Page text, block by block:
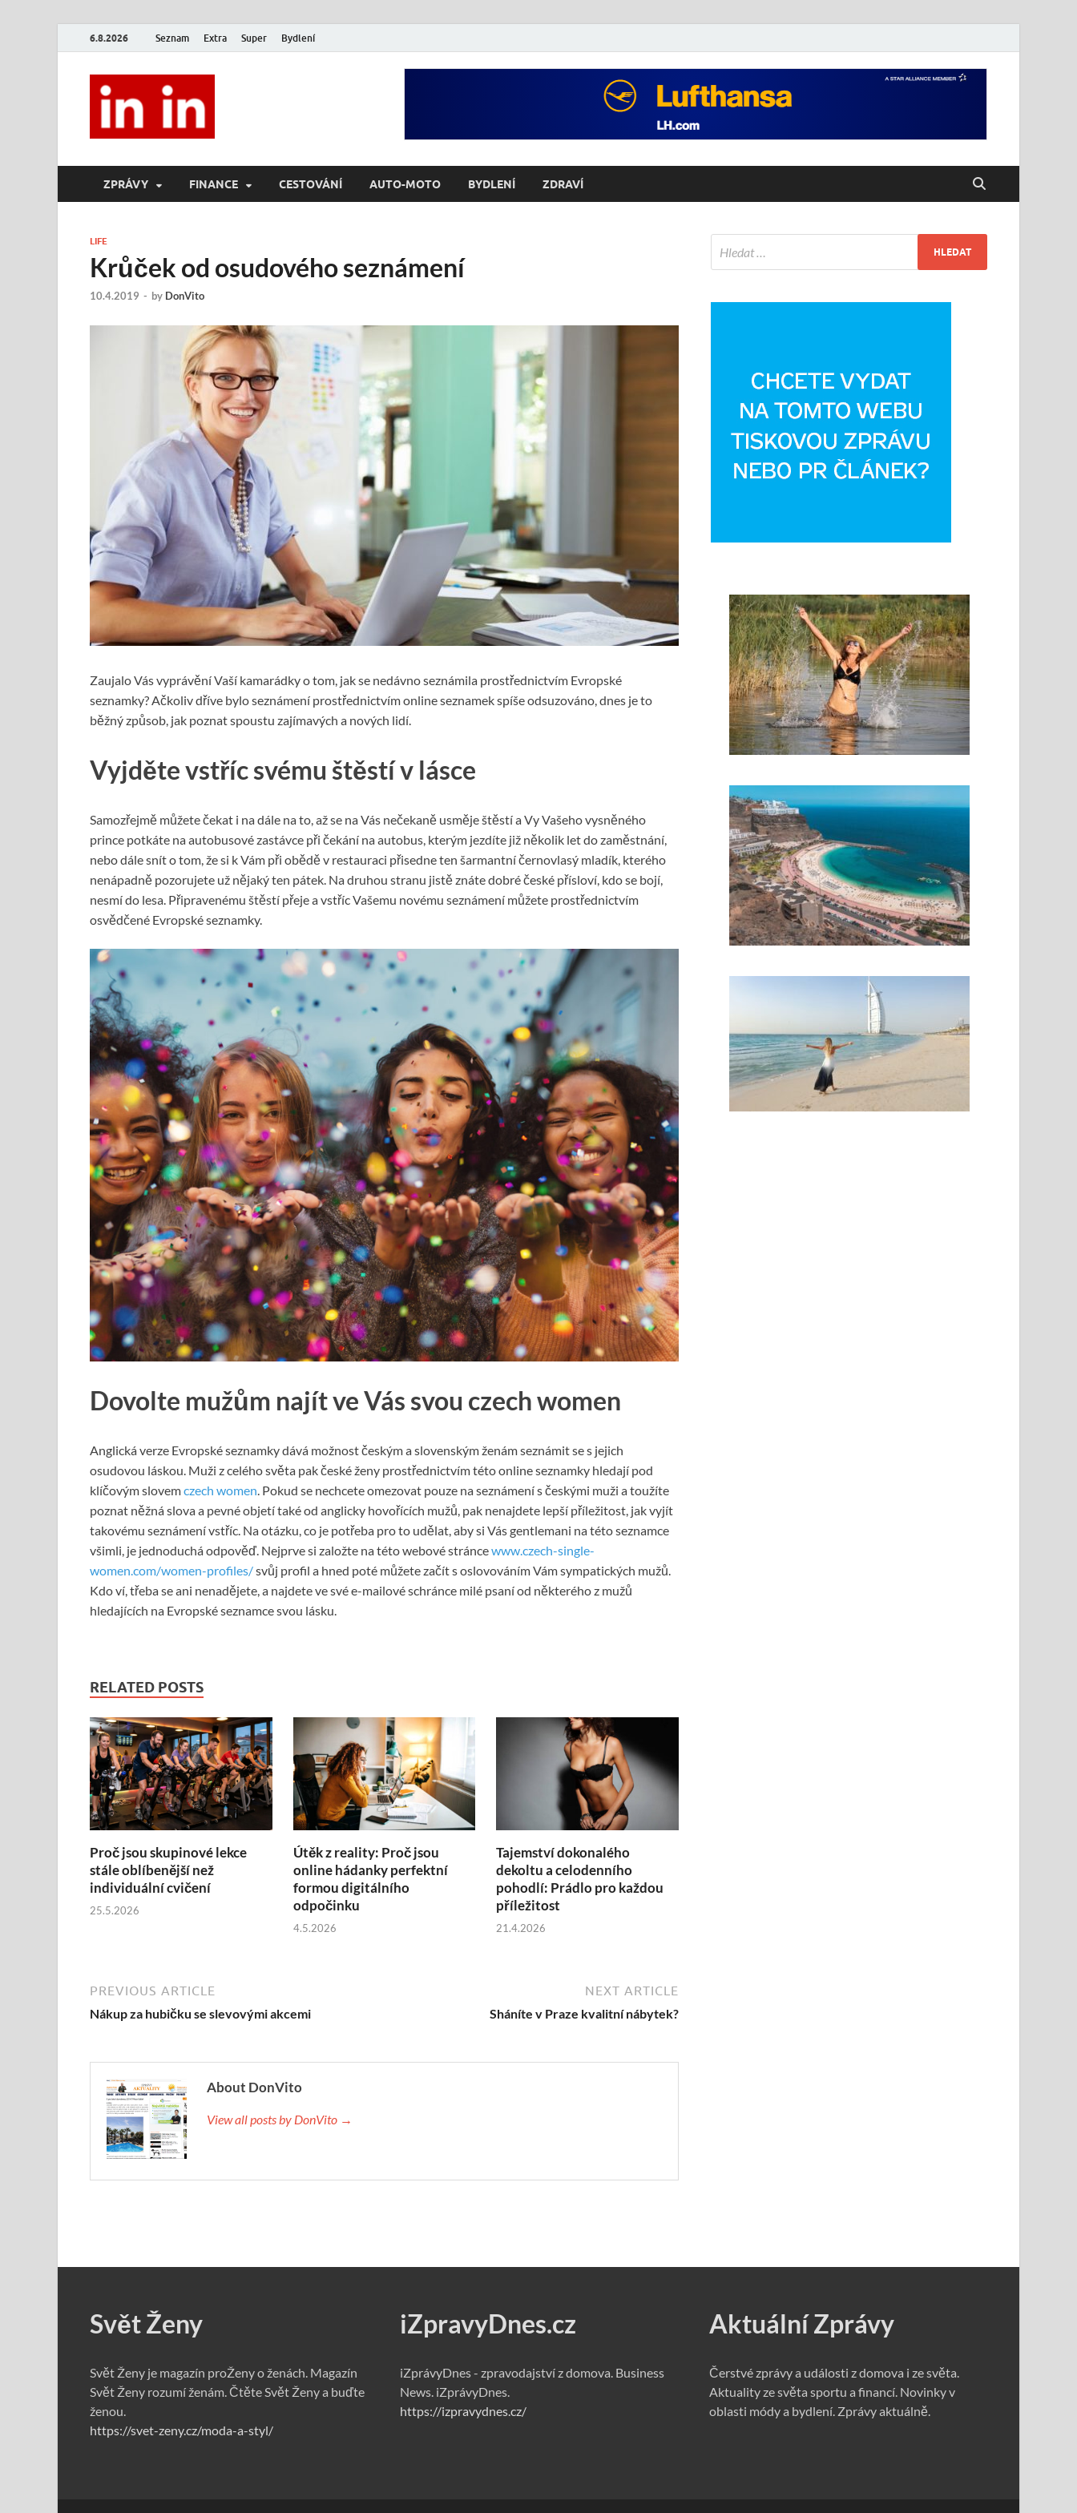
6.8.2026 Seznam Extra Super Bydlení
ZPRÁVY FINANCE CESTOVÁNÍ AUTO-MOTO BYDLENÍ ZDRAVÍ
LIFE
Krůček od osudového seznámení
10.4.2019 - by DonVito
Zaujalo Vás vyprávění Vaší kamarádky o tom, jak se nedávno seznámila prostřednictvím Evropské
seznamky? Ačkoliv dříve bylo seznámení prostřednictvím online seznamek spíše odsuzováno, dnes je to
běžný způsob, jak poznat spoustu zajímavých a nových lidí.
Vyjděte vstříc svému štěstí v lásce
Samozřejmě můžete čekat i na dále na to, až se na Vás nečekaně usměje štěstí a Vy Vašeho vysněného
prince potkáte na autobusové zastávce při čekání na autobus, kterým jezdíte již několik let do zaměstnání,
nebo dále snít o tom, že si k Vám při obědě v restauraci přisedne ten šarmantní černovlasý mladík, kterého
nenápadně pozorujete už nějaký ten pátek. Na druhou stranu jistě znáte dobré české přísloví, kdo se bojí,
nesmí do lesa. Připravenému štěstí přeje a vstříc Vašemu novému seznámení můžete prostřednictvím
osvědčené Evropské seznamky.
Dovolte mužům najít ve Vás svou czech women
Anglická verze Evropské seznamky dává možnost českým a slovenským ženám seznámit se s jejich
osudovou láskou. Muži z celého světa pak české ženy prostřednictvím této online seznamky hledají pod
klíčovým slovemczech women. Pokud se nechcete omezovat pouze na seznámení s českými muži a toužíte
poznat něžná slova a pevné objetí také od anglicky hovořících mužů, pak nenajdete lepší příležitost, jak vyjít
takovému seznámení vstříc. Na otázku, co je potřeba pro to udělat, aby si Vás gentlemani na této seznamce
všimli, je jednoduchá odpověď. Nejprve si založte na této webové stráncewww.czech-single-
women.com/women-profiles/svůj profil a hned poté můžete začít s oslovováním Vám sympatických mužů.
Kdo ví, třeba se ani nenadějete, a najdete ve své e-mailové schránce milé psaní od některého z mužů
hledajících na Evropské seznamce svou lásku.
RELATED POSTS
Proč jsou skupinové lekce
stále oblíbenější než
individuální cvičení
25.5.2026
Útěk z reality: Proč jsou
online hádanky perfektní
formou digitálního
odpočinku
4.5.2026
Tajemství dokonalého
dekoltu a celodenního
pohodlí: Prádlo pro každou
příležitost
21.4.2026
PREVIOUS ARTICLE
Nákup za hubičku se slevovými akcemi
NEXT ARTICLE
Sháníte v Praze kvalitní nábytek?
About DonVito
View all posts by DonVito →
Svět Ženy
Svět Ženy je magazín proŽeny o ženách. Magazín
Svět Ženy rozumí ženám. Čtěte Svět Ženy a buďte
ženou.
https://svet-zeny.cz/moda-a-styl/
iZpravyDnes.cz
iZprávyDnes - zpravodajství z domova. Business
News. iZprávyDnes.
https://izpravydnes.cz/
Aktuální Zprávy
Čerstvé zprávy a události z domova i ze světa.
Aktuality ze světa sportu a financí. Novinky v
oblasti módy a bydlení. Zprávy aktuálně.